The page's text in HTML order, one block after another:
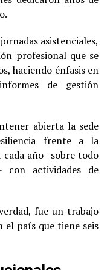
asistenciales,
profesional que se
haciendo énfasis en
de gestión
abierta la sede
frente a la
cada año -sobre todo
actividades de
fue un trabajo
el país que tiene seis